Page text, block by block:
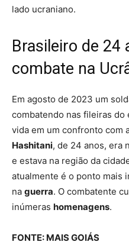
lado ucraniano.
Brasileiro de 24
combate na
Em agosto de 2023 um
combatendo nas fileiras do
vida em um confronto com
Hashitani, de 24 anos, era
e estava na região da
atualmente é o ponto mais
na guerra. O combatente
inúmeras homenagens.
FONTE: MAIS GOIÁS